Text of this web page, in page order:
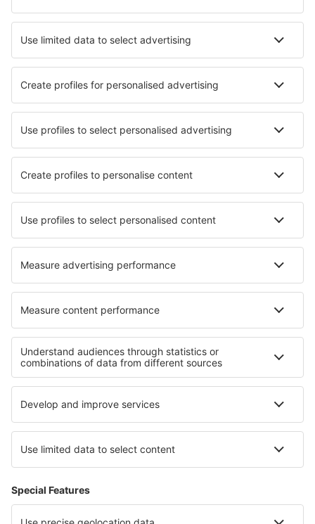
Hotel in Oldenburg Hotel in Oberstaufen
Hotel in Kellenhusen
I migliori hotel - città
Hotel in Montesilvano Hotel in Olofström
Hotel in Écrainville Hotel in Pinos Hotel in Belstone
Hotel in Glass House Mountains Hotel in Scottsburg
Hotel in Echten
I migliori hotel - zone
Hotel in Bavarian Alps Hotel in Black Forest
Hotel in Harz Hotel in Bavaria Hotel a Oberstdorf
Hotel nel Midi-Pirenei Hotel a Langkawi
Hotel in Mammoth Cave National Park
Hotel a Parco nazionale Karkonosze Hotel in French Alps